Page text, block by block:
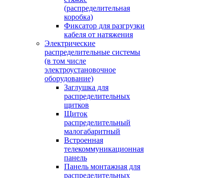
(распределительная
коробка)
Фиксатор для разгрузки
кабеля от натяжения
Электрические
распределительные системы
(в том числе
электроустановочное
оборудование)
Заглушка для
распределительных
щитков
Щиток
распределительный
малогабаритный
Встроенная
телекоммуникационная
панель
Панель монтажная для
распределительных